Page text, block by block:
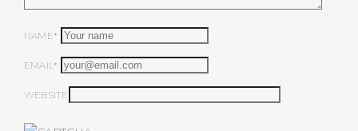
NAME*
EMAIL*
WEBSITE